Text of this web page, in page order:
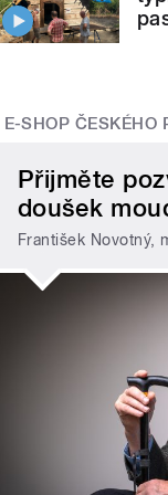
E-SHOP ČESKÉHO
Přijměte
doušek
František Novotný,